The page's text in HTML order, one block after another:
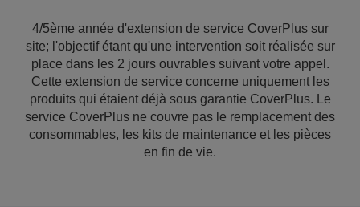
4/5ème année d'extension de service CoverPlus sur
site; l'objectif étant qu'une intervention soit réalisée sur
place dans les 2 jours ouvrables suivant votre appel.
Cette extension de service concerne uniquement les
produits qui étaient déjà sous garantie CoverPlus. Le
service CoverPlus ne couvre pas le remplacement des
consommables, les kits de maintenance et les pièces
en fin de vie.